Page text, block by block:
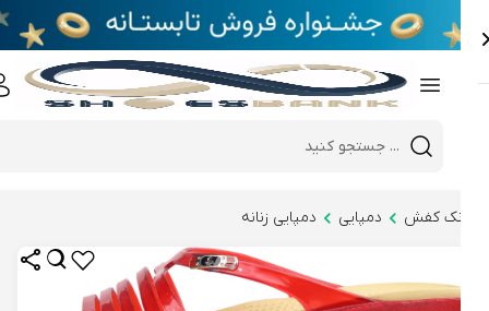
Mobile header search
e
کفش دمپایی دمپایی زنانه